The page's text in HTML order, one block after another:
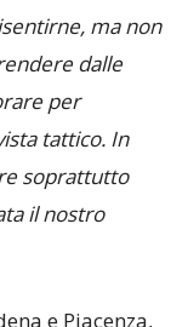
così giovane
a
ma non
dalle
per
tattico. In
soprattutto